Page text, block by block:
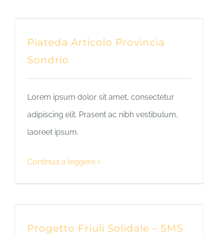
Piateda Articolo Provincia
Sondrio
Lorem ipsum dolor sit amet, consectetur
adipiscing elit. Prasent ac nibh vestibulum,
laoreet ipsum.
Continua a leggere
Progetto Friuli Solidale – SMS